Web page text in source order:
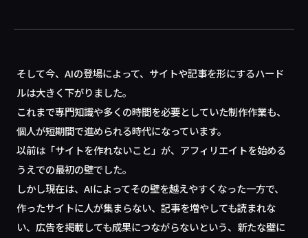
そして今、AIの登場によって、サイトや記事を形にするハード
ルは大きく下がりました。
これまで専門知識や多くの時間を必要としていた制作作業も、
個人が短期間で進められる時代になっています。
以前は「サイトを作れないこと」が、アフィリエイトを始める
うえでの最初の壁でした。
しかし現在は、AIによってその壁を越えやすくなった一方で、
作ったサイトに人が集まらない、記事を増やしても読まれな
い、広告を掲載しても成果につながらないという、新たな壁に